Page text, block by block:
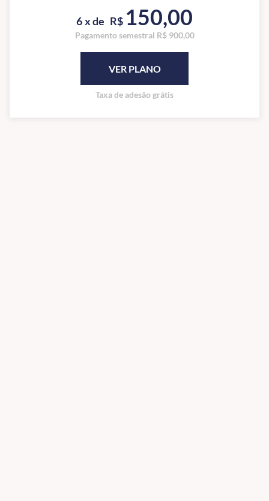
6 x de R$ 150,00
Pagamento semestral R$ 900,00
VER PLANO
Taxa de adesão grátis